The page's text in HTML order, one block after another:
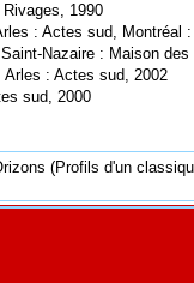
1990
: Actes sud, Montréal
Nazaire : Maison
Arles : Actes sud, 2002
sud, 2000
(Profils d'un